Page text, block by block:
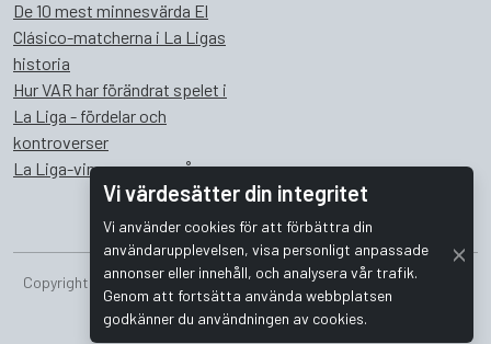
Vi värdesätter din integritet
Vi använder cookies för att förbättra din
användarupplevelsen, visa personligt anpassade
annonser eller innehåll, och analysera vår trafik.
Genom att fortsätta använda webbplatsen
godkänner du användningen av cookies.
De 10 mest minnesvärda El
Clásico-matcherna i La Ligas
historia
Hur VAR har förändrat spelet i
La Liga - fördelar och
kontroverser
La Liga-vinnare genom åren
Copyright © 2026 Bombus Interactive i Sverige AB. Alla rättigheter
förbehållna.